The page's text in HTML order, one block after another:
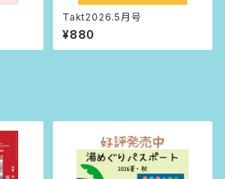
Takt2026.5月号
¥880